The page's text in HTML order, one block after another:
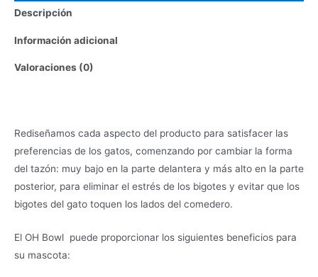
Descripción
Información adicional
Valoraciones (0)
Rediseñamos cada aspecto del producto para satisfacer las
preferencias de los gatos, comenzando por cambiar la forma
del tazón: muy bajo en la parte delantera y más alto en la parte
posterior, para eliminar el estrés de los bigotes y evitar que los
bigotes del gato toquen los lados del comedero.
El OH Bowl puede proporcionar los siguientes beneficios para
su mascota: